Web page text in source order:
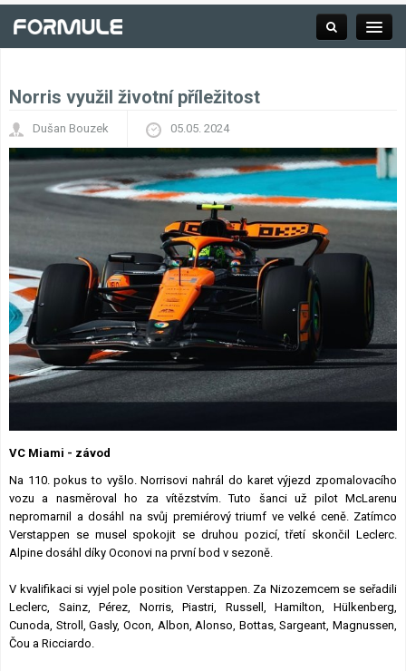
Závodní série
Kalendář F1
Výsledky F1
Týmy a jezdci F1
Okruhy F1
Norris využil životní příležitost
Dušan Bouzek 05.05. 2024
VC Miami - závod
Na 110. pokus to vyšlo. Norrisovi nahrál do karet výjezd zpomalovacího
vozu a nasměroval ho za vítězstvím. Tuto šanci už pilot McLarenu
nepromarnil a dosáhl na svůj premiérový triumf ve velké ceně. Zatímco
Verstappen se musel spokojit se druhou pozicí, třetí skončil Leclerc.
Alpine dosáhl díky Oconovi na první bod v sezoně.
V kvalifikaci si vyjel pole position Verstappen. Za Nizozemcem se seřadili
Leclerc, Sainz, Pérez, Norris, Piastri, Russell, Hamilton, Hülkenberg,
Cunoda, Stroll, Gasly, Ocon, Albon, Alonso, Bottas, Sargeant, Magnussen,
Čou a Ricciardo.